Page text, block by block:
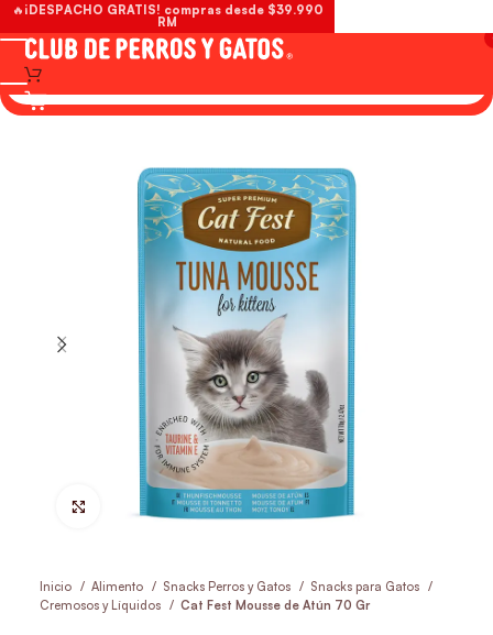
Hacer Zoom
Inicio Alimento Snacks Perros y Gatos
Snacks para Gatos
Cremosos y Líquidos
Cat Fest Mousse de Atún 70 Gr
🔥¡DESPACHO GRATIS! compras desde $39.990
RM